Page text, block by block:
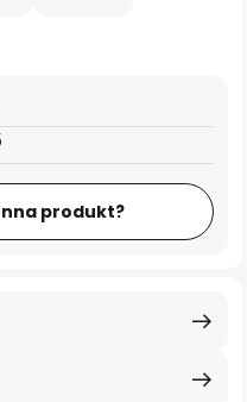
produkt?